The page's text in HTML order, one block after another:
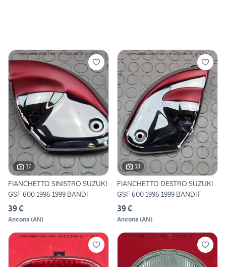
17
FIANCHETTO SINISTRO SUZUKI
GSF 600 1996 1999 BANDI
39 €
Ancona (AN)
13
FIANCHETTO DESTRO SUZUKI
GSF 600 1996 1999 BANDIT
39 €
Ancona (AN)